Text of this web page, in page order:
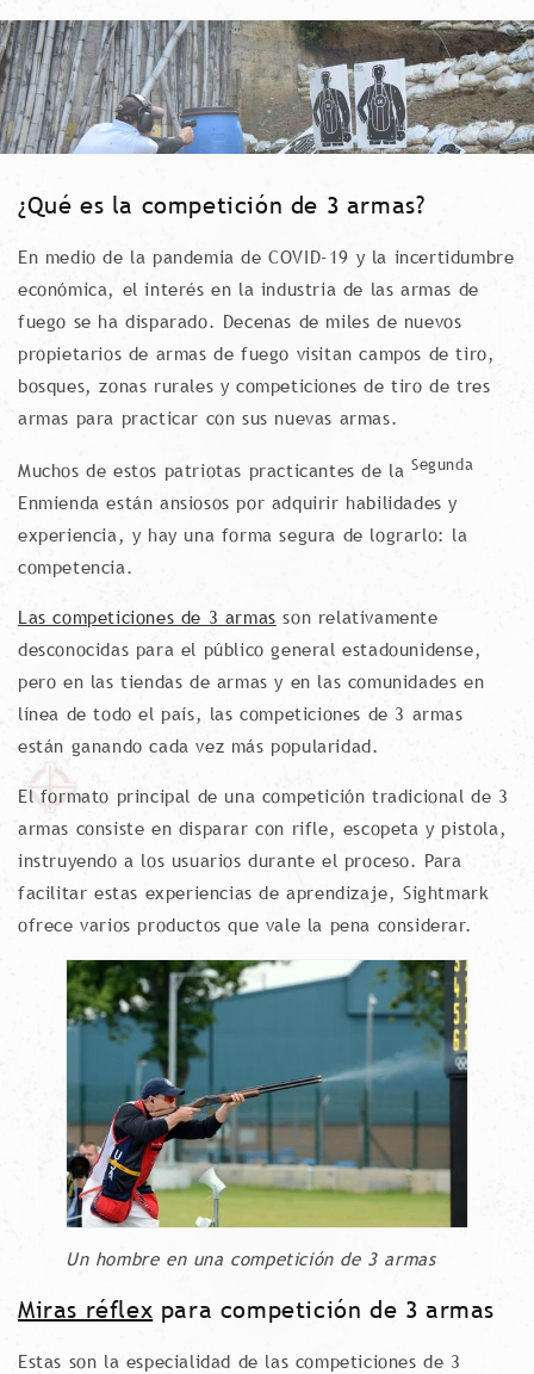
¿Qué es la competición de 3 armas?
En medio de la pandemia de COVID-19 y la incertidumbre
económica, el interés en la industria de las armas de
fuego se ha disparado. Decenas de miles de nuevos
propietarios de armas de fuego visitan campos de tiro,
bosques, zonas rurales y competiciones de tiro de tres
armas para practicar con sus nuevas armas.
Muchos de estos patriotas practicantes de la Segunda
Enmienda están ansiosos por adquirir habilidades y
experiencia, y hay una forma segura de lograrlo: la
competencia.
Las competiciones de 3 armas son relativamente
desconocidas para el público general estadounidense,
pero en las tiendas de armas y en las comunidades en
línea de todo el país, las competiciones de 3 armas
están ganando cada vez más popularidad.
El formato principal de una competición tradicional de 3
armas consiste en disparar con rifle, escopeta y pistola,
instruyendo a los usuarios durante el proceso. Para
facilitar estas experiencias de aprendizaje, Sightmark
ofrece varios productos que vale la pena considerar.
Un hombre en una competición de 3 armas
Miras réflex para competición de 3 armas
Estas son la especialidad de las competiciones de 3